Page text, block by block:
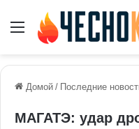
Меню
Домой / Последние
МАГАТЭ: удар